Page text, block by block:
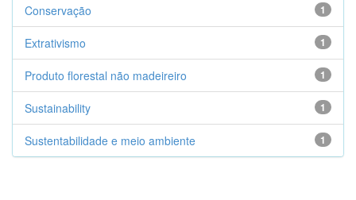
1
Conservação
1
Extrativismo
1
Produto florestal não madeireiro
1
Sustainability
1
Sustentabilidade e meio ambiente